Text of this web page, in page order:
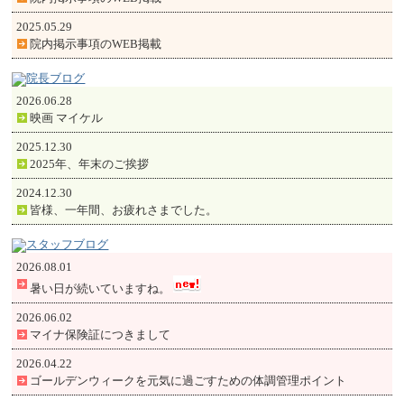
2025.05.29
院内掲示事項のWEB掲載
2026.06.28
映画 マイケル
2025.12.30
2025年、年末のご挨拶
2024.12.30
皆様、一年間、お疲れさまでした。
2026.08.01
暑い日が続いていますね。
2026.06.02
マイナ保険証につきまして
2026.04.22
ゴールデンウィークを元気に過ごすための体調管理ポイント